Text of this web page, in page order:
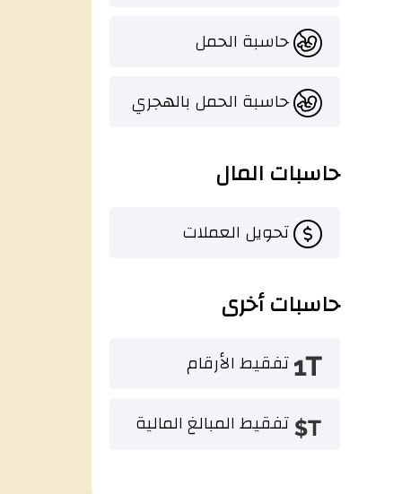
حاسبة الحمل
حاسبة الحمل بالهجري
حاسبات المال
تحويل العملات
حاسبات أخرى
تفقيط الأرقام
تفقيط المبالغ المالية